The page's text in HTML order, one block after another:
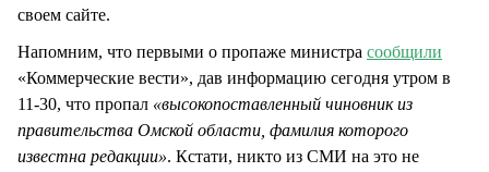
своем сайте.
Напомним, что первыми о пропаже министра сообщили
«Коммерческие вести», дав информацию сегодня утром в
11-30, что пропал «высокопоставленный чиновник из
правительства Омской области, фамилия которого
известна редакции». Кстати, никто из СМИ на это не